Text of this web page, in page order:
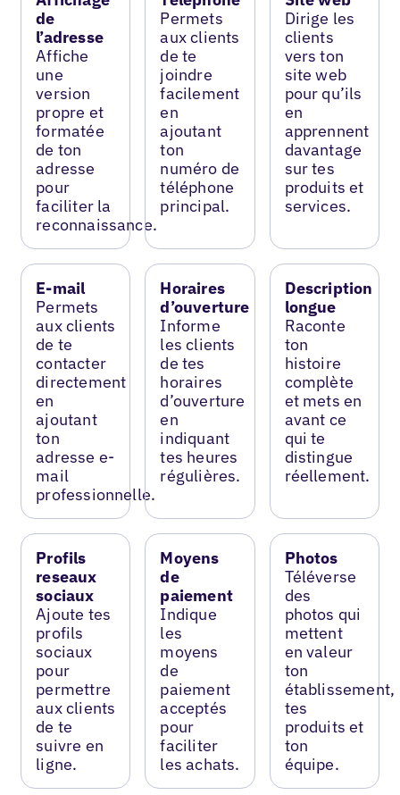
de
l’adresse
Affiche
une
version
propre et
formatée
de ton
adresse
pour
faciliter la
reconnaissance.
Permets
aux clients
de te
joindre
facilement
en
ajoutant
ton
numéro de
téléphone
principal.
Dirige les
clients
vers ton
site web
pour qu’ils
en
apprennent
davantage
sur tes
produits et
services.
E-mail
Permets
aux clients
de te
contacter
directement
en
ajoutant
ton
adresse e-
mail
professionnelle.
Horaires
d’ouverture
Informe
les clients
de tes
horaires
d’ouverture
en
indiquant
tes heures
régulières.
Description
longue
Raconte
ton
histoire
complète
et mets en
avant ce
qui te
distingue
réellement.
Profils
reseaux
sociaux
Ajoute tes
profils
sociaux
pour
permettre
aux clients
de te
suivre en
ligne.
Moyens
de
paiement
Indique
les
moyens
de
paiement
acceptés
pour
faciliter
les achats.
Photos
Téléverse
des
photos qui
mettent
en valeur
ton
établissement,
tes
produits et
ton
équipe.